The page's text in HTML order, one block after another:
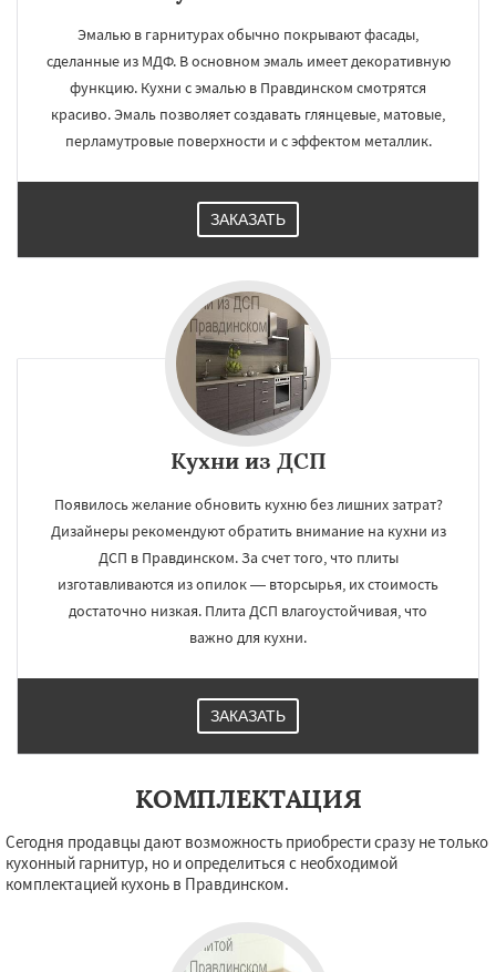
Решетниково Родники
Северный Софрино Томилино
Тучково
Уваровка Удельная Фосфоритный
Фряново Хорлово Черкизово
Черусти
Эмалью в гарнитурах обычно покрывают фасады,
сделанные из МДФ. В основном эмаль имеет декоративную
функцию. Кухни с эмалью в Правдинском смотрятся
красиво. Эмаль позволяет создавать глянцевые, матовые,
перламутровые поверхности и с эффектом металлик.
ЗАКАЗАТЬ
Кухни из ДСП
Появилось желание обновить кухню без лишних затрат?
Дизайнеры рекомендуют обратить внимание на кухни из
ДСП в Правдинском. За счет того, что плиты
изготавливаются из опилок — вторсырья, их стоимость
достаточно низкая. Плита ДСП влагоустойчивая, что
важно для кухни.
ЗАКАЗАТЬ
КОМПЛЕКТАЦИЯ
Сегодня продавцы дают возможность приобрести сразу не только
кухонный гарнитур, но и определиться с необходимой
комплектацией кухонь в Правдинском.
Даю согласие на обработку персональных данных